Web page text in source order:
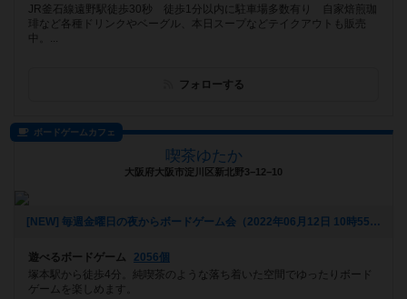
JR釜石線遠野駅徒歩30秒 徒歩1分以内に駐車場多数有り 自家焙煎珈
琲など各種ドリンクやベーグル、本日スープなどテイクアウトも販売
中。...
フォローする
ボードゲームカフェ
喫茶ゆたか
大阪府大阪市淀川区新北野3−12−10
[NEW] 毎週金曜日の夜からボードゲーム会（2022年06月12日 10時55分）
遊べるボードゲーム
2056個
塚本駅から徒歩4分。純喫茶のような落ち着いた空間でゆったりボード
ゲームを楽しめます。